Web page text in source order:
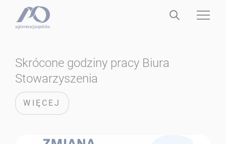
Strona główna
Skrócone godziny pracy Biura
Stowarzyszenia
WIĘCEJ